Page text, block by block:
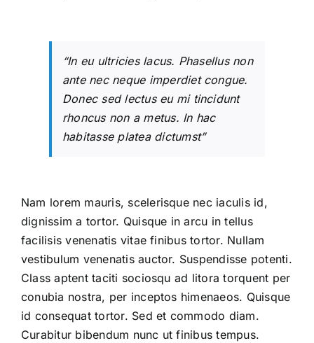
“In eu ultricies lacus. Phasellus non
ante nec neque imperdiet congue.
Donec sed lectus eu mi tincidunt
rhoncus non a metus. In hac
habitasse platea dictumst”
Nam lorem mauris, scelerisque nec iaculis id,
dignissim a tortor. Quisque in arcu in tellus
facilisis venenatis vitae finibus tortor. Nullam
vestibulum venenatis auctor. Suspendisse potenti.
Class aptent taciti sociosqu ad litora torquent per
conubia nostra, per inceptos himenaeos. Quisque
id consequat tortor. Sed et commodo diam.
Curabitur bibendum nunc ut finibus tempus.